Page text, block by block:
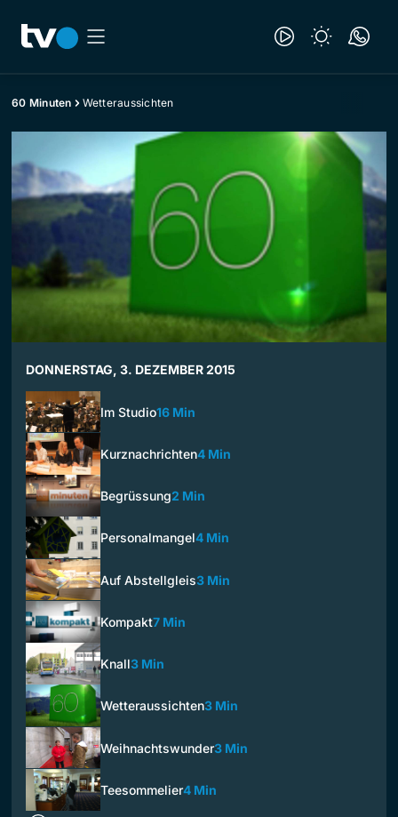
60 Minuten Wetteraussichten
DONNERSTAG, 3. DEZEMBER 2015
Im Studio16 Min
Kurznachrichten4 Min
Begrüssung2 Min
Personalmangel4 Min
Auf Abstellgleis3 Min
Kompakt7 Min
Knall3 Min
Wetteraussichten3 Min
Weihnachtswunder3 Min
Teesommelier4 Min